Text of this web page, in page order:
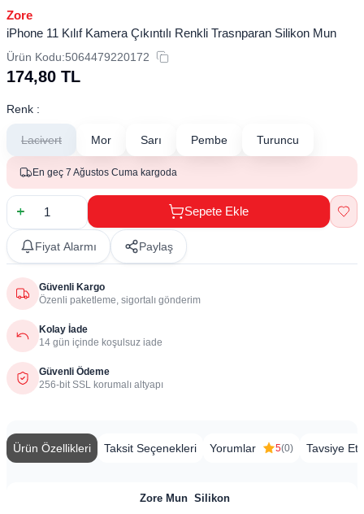
Zore
iPhone 11 Kılıf Kamera Çıkıntılı Renkli Trasnparan Silikon Mun
Ürün Kodu:5064479220172
174,80 TL
Renk :
Lacivert Mor Sarı Pembe Turuncu
En geç 7 Ağustos Cuma kargoda
Sepete Ekle
Fiyat Alarmı Paylaş
Güvenli Kargo
Özenli paketleme, sigortalı gönderim
Kolay İade
14 gün içinde koşulsuz iade
Güvenli Ödeme
256-bit SSL korumalı altyapı
Ürün Özellikleri Taksit Seçenekleri Yorumlar 5(0) Tavsiye Et
Zore Mun Silikon